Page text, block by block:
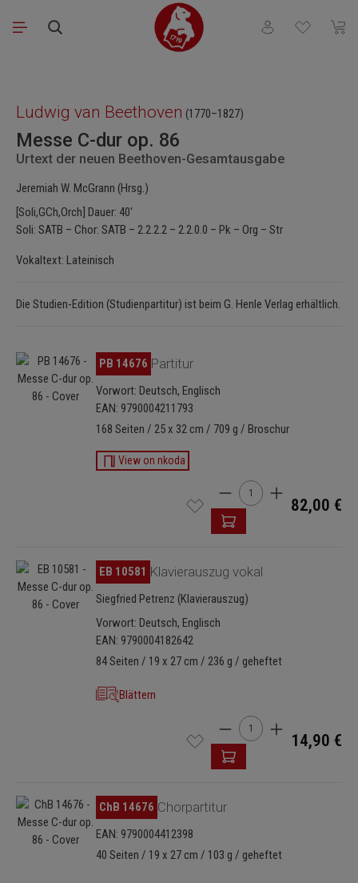
Zum Hauptinhalt springen
Du hast 0
Ludwig van Beethoven (1770–1827)
Messe C-dur op. 86
Urtext der neuen Beethoven-Gesamtausgabe
Jeremiah W. McGrann (Hrsg.)
[Soli,GCh,Orch] Dauer: 40'
Soli: SATB – Chor: SATB – 2.2.2.2 – 2.2.0.0 – Pk – Org – Str
Vokaltext: Lateinisch
Die Studien-Edition (Studienpartitur) ist beim G. Henle Verlag erhältlich.
Bildergalerie überspringen
PB 14676 Partitur
Vorwort: Deutsch, Englisch
EAN: 9790004211793
168 Seiten / 25 x 32 cm / 709 g / Broschur
View on nkoda
Produkt Anzahl: Gib
82,00 €
Bildergalerie überspringen
EB 10581 Klavierauszug vokal
Siegfried Petrenz (Klavierauszug)
Vorwort: Deutsch, Englisch
EAN: 9790004182642
84 Seiten / 19 x 27 cm / 236 g / geheftet
Blättern
Produkt Anzahl: Gib
14,90 €
Bildergalerie überspringen
ChB 14676 Chorpartitur
EAN: 9790004412398
40 Seiten / 19 x 27 cm / 103 g / geheftet